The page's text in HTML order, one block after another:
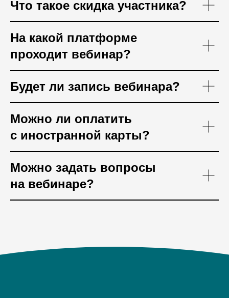
Что такое скидка участника?
На какой платформе
проходит вебинар?
Будет ли запись вебинара?
Можно ли оплатить
с иностранной карты?
Можно задать вопросы
на вебинаре?